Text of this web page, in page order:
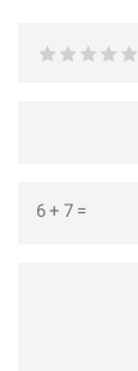
=
7
+
6